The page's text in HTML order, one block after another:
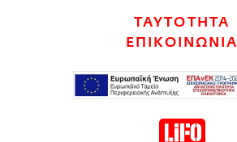
ΤΑΥΤΟΤΗΤΑ
ΕΠΙΚΟΙΝΩΝΙΑ